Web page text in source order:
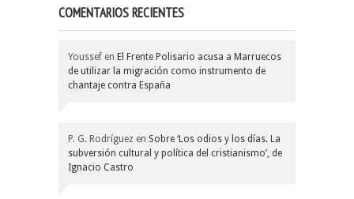
COMENTARIOS RECIENTES
Youssef en El Frente Polisario acusa a Marruecos
de utilizar la migración como instrumento de
chantaje contra España
P. G. Rodríguez en Sobre ‘Los odios y los días. La
subversión cultural y política del cristianismo’, de
Ignacio Castro